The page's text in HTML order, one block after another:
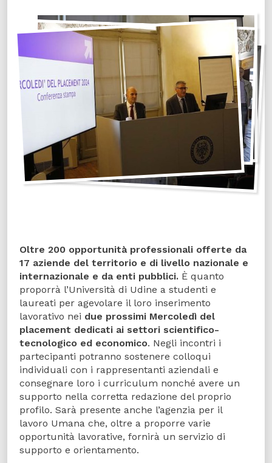
Oltre 200 opportunità professionali offerte da
17 aziende del territorio e di livello nazionale e
internazionale e da enti pubblici. È quanto
proporrà l’Università di Udine a studenti e
laureati per agevolare il loro inserimento
lavorativo nei due prossimi Mercoledì del
placement dedicati ai settori scientifico-
tecnologico ed economico. Negli incontri i
partecipanti potranno sostenere colloqui
individuali con i rappresentanti aziendali e
consegnare loro i curriculum nonché avere un
supporto nella corretta redazione del proprio
profilo. Sarà presente anche l’agenzia per il
lavoro Umana che, oltre a proporre varie
opportunità lavorative, fornirà un servizio di
supporto e orientamento.